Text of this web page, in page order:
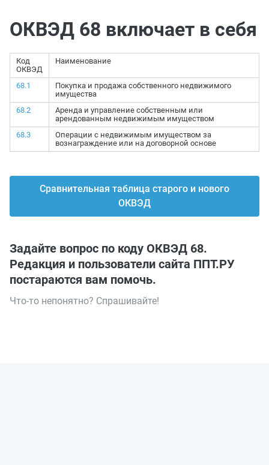
ОКВЭД 68 включает в себя
Код
ОКВЭД
Наименование
68.1
Покупка и продажа собственного недвижимого
имущества
68.2
Аренда и управление собственным или
арендованным недвижимым имуществом
68.3
Операции с недвижимым имуществом за
вознаграждение или на договорной основе
Сравнительная таблица старого и нового
ОКВЭД
Задайте вопрос по коду ОКВЭД 68.
Редакция и пользователи сайта ППТ.РУ
постараются вам помочь.
Что-то непонятно? Спрашивайте!